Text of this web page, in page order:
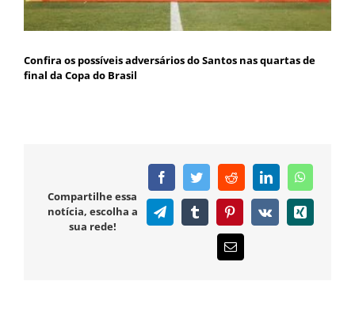
Confira os possíveis adversários do Santos nas quartas de
final da Copa do Brasil
Compartilhe essa
notícia, escolha a
sua rede!
FacebookTwitterRedditLinkedIn
TelegramTumblr PinterestVk Xing
E-
mail